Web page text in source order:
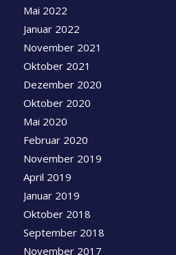
Mai 2022
Januar 2022
November 2021
Oktober 2021
Dezember 2020
Oktober 2020
Mai 2020
Februar 2020
November 2019
April 2019
Januar 2019
Oktober 2018
September 2018
November 2017